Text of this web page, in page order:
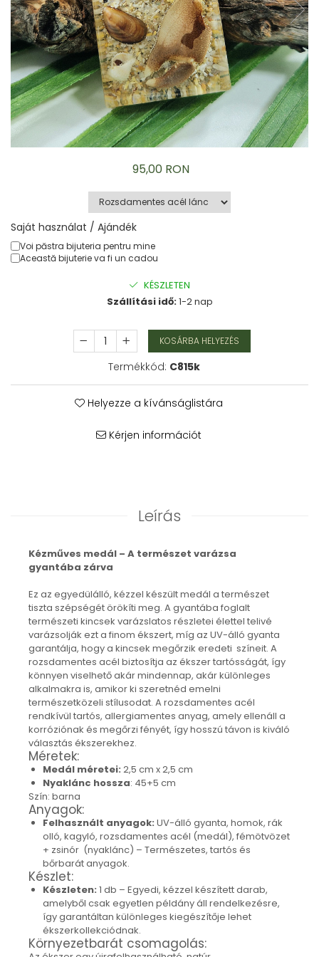
Karperec
Gyerek ékszerek
Nyaklánc / Medál
Barátság nyaklánc
Karperec
Haj kiegészítők
Kitűző
Ezüst ékszerek
Acél ékszerek
Nyaklánc / Medál
Fülbevaló
Fém ötvözet ékszerek
Fülbevaló
Gyöngy / Talizmán
Nyaklánc / Medál
Karperec
Ékszer szett
Fa ékszerek
Nyaklánc / Medál
Fülbevaló
Ékszer szett
Karperec
Fémmentes ékszerek
Karperec
Egyéb kiegészítők
Ékszertartó
Könyvjelző
Kiegészítők
Környezettudatos termékek
Kenyérzsák
Méhviaszos csomagoló
élelmiszereknek
Újraszalvéta szendvicsnek
Nasi - tasi
Kozmetikai korong
Textil edény- és tányérhuzat
95,00 RON
Saját használat / Ajándék
Voi păstra bijuteria pentru mine
Această bijuterie va fi un cadou
KÉSZLETEN
Szállítási idő:1-2 nap
KOSÁRBA HELYEZÉS
Termékkód: C815k
Helyezze a kívánságlistára
Kérjen információt
Leírás
Kézműves medál – A természet varázsa
gyantába zárva
Ez az egyedülálló, kézzel készült medál a természet
tiszta szépségét örökíti meg. A gyantába foglalt
természeti kincsek varázslatos részletei élettel telivé
varázsolják ezt a finom ékszert, míg az UV-álló gyanta
garantálja, hogy a kincsek megőrzik eredeti színeit. A
rozsdamentes acél biztosítja az ékszer tartósságát, így
könnyen viselhető akár mindennap, akár különleges
alkalmakra is, amikor ki szeretnéd emelni
természetközeli stílusodat. A rozsdamentes acél
rendkívül tartós, allergiamentes anyag, amely ellenáll a
korróziónak és megőrzi fényét, így hosszú távon is kiváló
választás ékszerekhez.
Méretek:
Medál méretei: 2,5 cm x 2,5 cm
Nyaklánc hossza: 45+5 cm
Szín: barna
Anyagok:
Felhasznált anyagok: UV-álló gyanta, homok, rák
olló, kagyló, rozsdamentes acél (medál), fémötvözet
+ zsinór (nyaklánc) – Természetes, tartós és
bőrbarát anyagok.
Készlet:
Készleten: 1 db – Egyedi, kézzel készített darab,
amelyből csak egyetlen példány áll rendelkezésre,
így garantáltan különleges kiegészítője lehet
ékszerkollekciódnak.
Környezetbarát csomagolás: